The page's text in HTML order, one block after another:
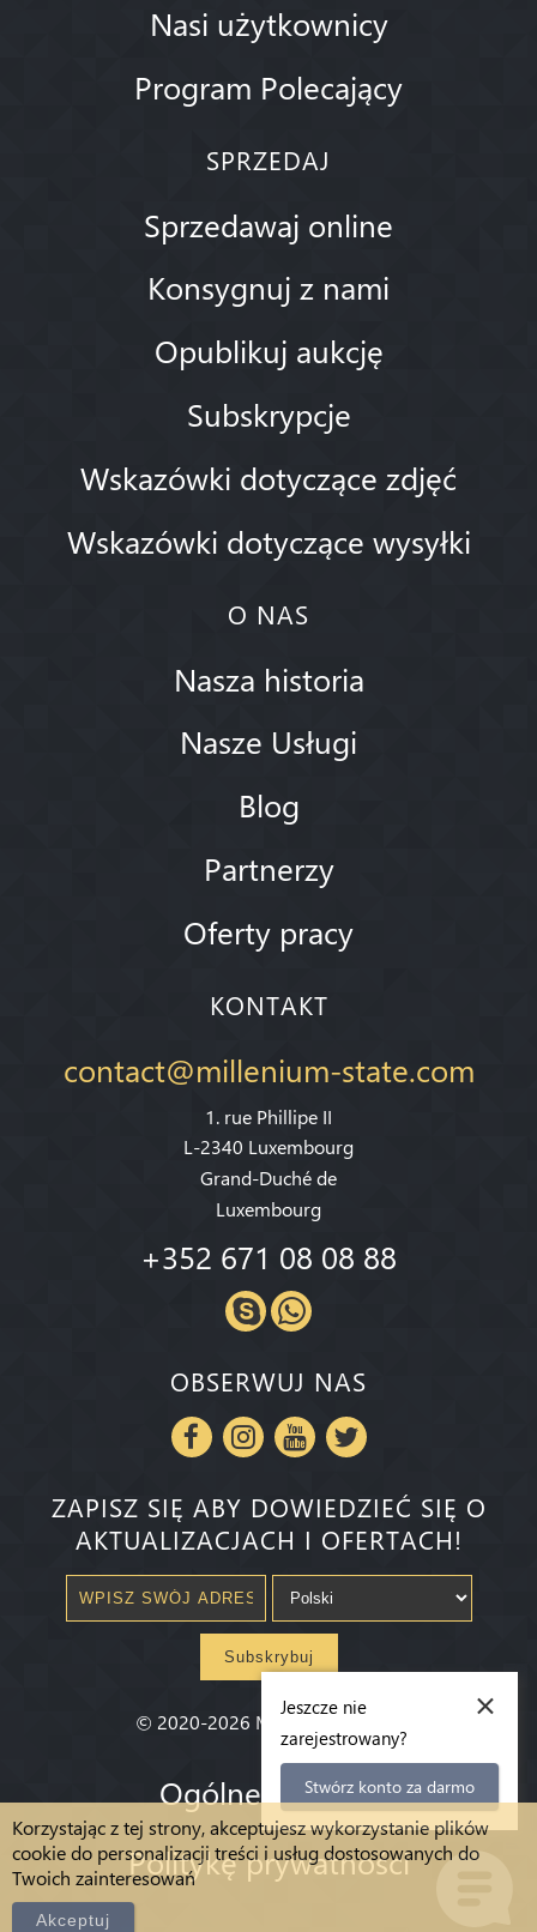
Korzystając z tej strony, akceptujesz wykorzystanie plików
cookie do personalizacji treści i usług dostosowanych do
Twoich zainteresowań
Akceptuj
Nasi użytkownicy
Program Polecający
SPRZEDAJ
Sprzedawaj online
Konsygnuj z nami
Opublikuj aukcję
Subskrypcje
Wskazówki dotyczące zdjęć
Wskazówki dotyczące wysyłki
O NAS
Nasza historia
Nasze Usługi
Blog
Partnerzy
Oferty pracy
KONTAKT
contact@millenium-state.com
1. rue Phillipe II
L-2340 Luxembourg
Grand-Duché de
Luxembourg
+352 671 08 08 88
OBSERWUJ NAS
ZAPISZ SIĘ ABY DOWIEDZIEĆ SIĘ O
AKTUALIZACJACH I OFERTACH!
Subskrybuj
© 2020-2026 Millenium State
Ogólne warunki
Politykę prywatności
×
Jeszcze nie
zarejestrowany?
Stwórz konto za darmo